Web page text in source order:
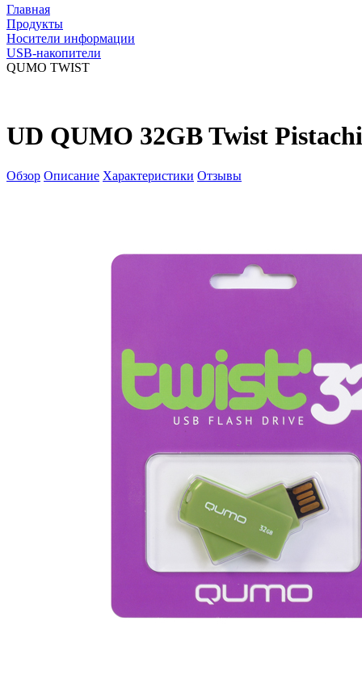
Главная
Продукты
Носители информации
USB-накопители
QUMO TWIST
UD QUMO 32GB Twist
Обзор Описание Характеристики Отзывы